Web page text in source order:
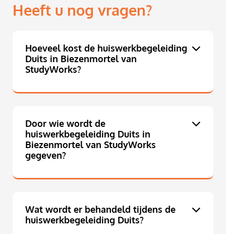
Heeft u nog vragen?
Hoeveel kost de huiswerkbegeleiding
Duits in Biezenmortel van
StudyWorks?
Door wie wordt de
huiswerkbegeleiding Duits in
Biezenmortel van StudyWorks
gegeven?
Wat wordt er behandeld tijdens de
huiswerkbegeleiding Duits?